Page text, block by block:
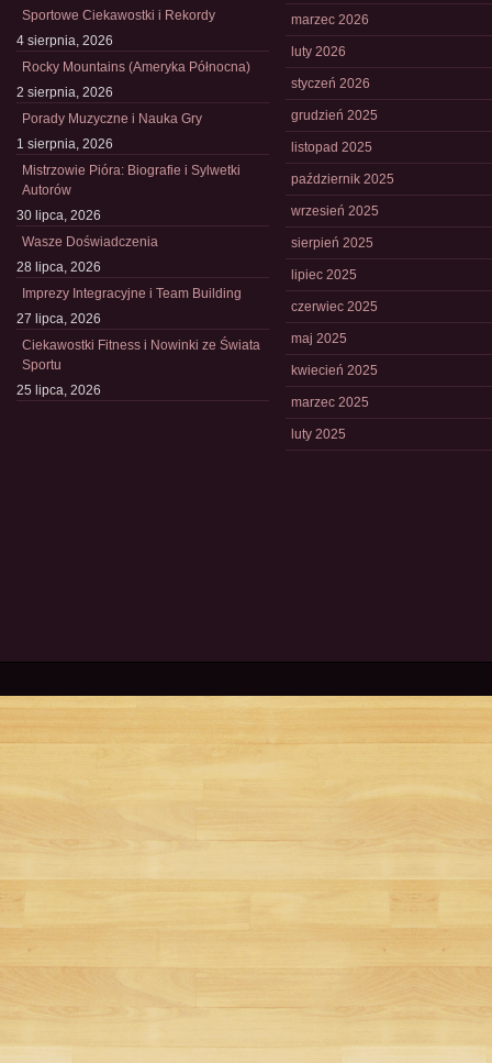
Sportowe Ciekawostki i Rekordy
4 sierpnia, 2026
Rocky Mountains (Ameryka Północna)
2 sierpnia, 2026
Porady Muzyczne i Nauka Gry
1 sierpnia, 2026
Mistrzowie Pióra: Biografie i Sylwetki
Autorów
30 lipca, 2026
Wasze Doświadczenia
28 lipca, 2026
Imprezy Integracyjne i Team Building
27 lipca, 2026
Ciekawostki Fitness i Nowinki ze Świata
Sportu
25 lipca, 2026
marzec 2026
luty 2026
styczeń 2026
grudzień 2025
listopad 2025
październik 2025
wrzesień 2025
sierpień 2025
lipiec 2025
czerwiec 2025
maj 2025
kwiecień 2025
marzec 2025
luty 2025